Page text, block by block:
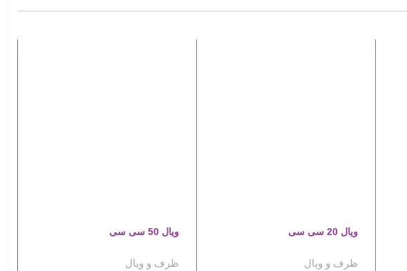
ویال 20 سی سی
ظرف و ویال
ویال 50 سی سی
ظرف و ویال